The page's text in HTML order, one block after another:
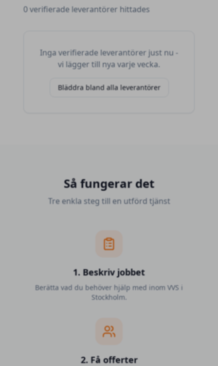
0 verifierade leverantörer hittades
Inga verifierade leverantörer just nu -
vi lägger till nya varje vecka.
Bläddra bland alla leverantörer
Så fungerar det
Tre enkla steg till en utförd tjänst
1. Beskriv jobbet
Berätta vad du behöver hjälp med inom VVS i
Stockholm.
2. Få offerter